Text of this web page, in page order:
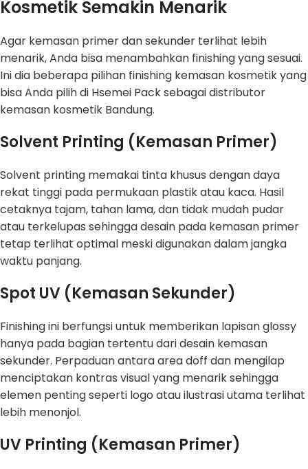
Kosmetik Semakin Menarik
Agar kemasan primer dan sekunder terlihat lebih
menarik, Anda bisa menambahkan finishing yang sesuai.
Ini dia beberapa pilihan finishing kemasan kosmetik yang
bisa Anda pilih di Hsemei Pack sebagai distributor
kemasan kosmetik Bandung.
Solvent Printing (Kemasan Primer)
Solvent printing memakai tinta khusus dengan daya
rekat tinggi pada permukaan plastik atau kaca. Hasil
cetaknya tajam, tahan lama, dan tidak mudah pudar
atau terkelupas sehingga desain pada kemasan primer
tetap terlihat optimal meski digunakan dalam jangka
waktu panjang.
Spot UV (Kemasan Sekunder)
Finishing ini berfungsi untuk memberikan lapisan glossy
hanya pada bagian tertentu dari desain kemasan
sekunder. Perpaduan antara area doff dan mengilap
menciptakan kontras visual yang menarik sehingga
elemen penting seperti logo atau ilustrasi utama terlihat
lebih menonjol.
UV Printing (Kemasan Primer)